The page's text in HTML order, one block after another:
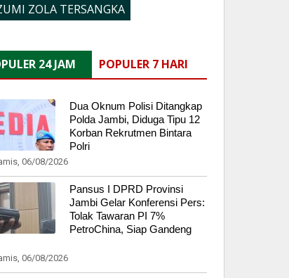
ZOLA TERSANGKA
24 JAM POPULER 7 HARI
Dua Oknum Polisi Ditangkap
Polda Jambi, Diduga Tipu 12
Korban Rekrutmen Bintara
Polri
06/08/2026
Pansus I DPRD Provinsi
Jambi Gelar Konferensi Pers:
Tolak Tawaran PI 7%
PetroChina, Siap Gandeng
06/08/2026